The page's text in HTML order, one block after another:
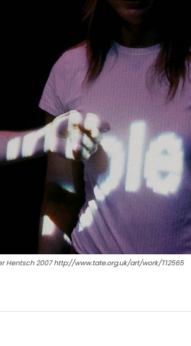
Hentsch 2007 http://www.tate.org.uk/art/work/T12565